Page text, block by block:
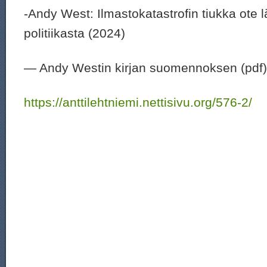
-Andy West: Ilmastokatastrofin tiukka ote
politiikasta (2024)
— Andy Westin kirjan suomennoksen
https://anttilehtniemi.nettisivu.org/576-2/